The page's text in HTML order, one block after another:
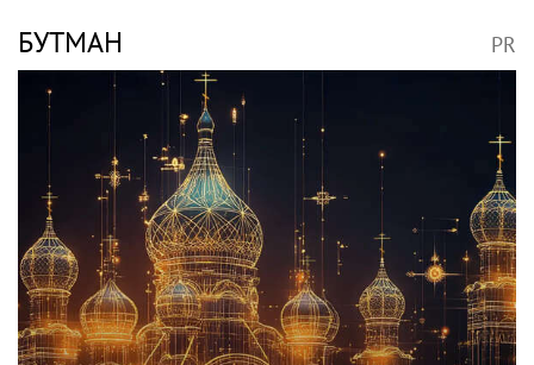
БУТМАН PR